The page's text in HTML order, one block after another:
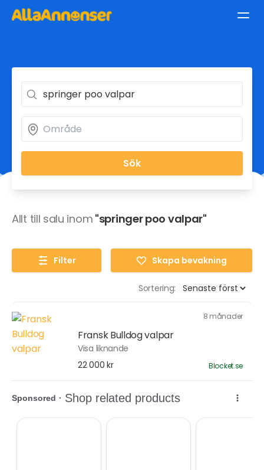
Sök
Allt till salu inom "springer poo valpar"
Filter Skapa bevakning
Sortering:
8 månader
Fransk Bulldog valpar
Visa liknande
22 000 kr
Blocket.se